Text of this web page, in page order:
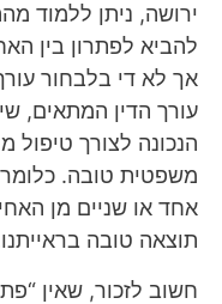
ירושה, ניתן ללמוד
להביא לפתרון בין
אך לא די בלבחור
עורך הדין המתאים,
הנכונה לצורך טיפול
משפטית טובה.
אחד או שניים מן
תוצאה טובה
חשוב לזכור, שאין